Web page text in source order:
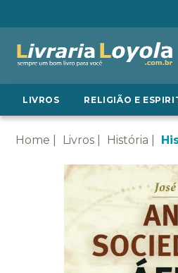
LIVROS RELIGIÃO E
Home Livros História